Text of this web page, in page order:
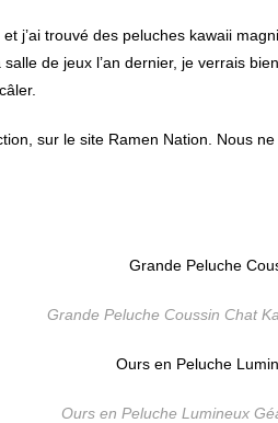
j’ai trouvé des peluches kawaii
de jeux l’an dernier, je verrais
sur le site Ramen Nation. Nous
Grande Peluche Coussin Chat
Ours en Peluche Lumineux